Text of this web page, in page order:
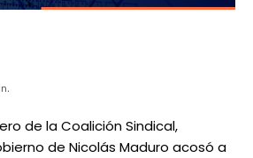
de la Coalición Sindical,
de Nicolás Maduro acosó a